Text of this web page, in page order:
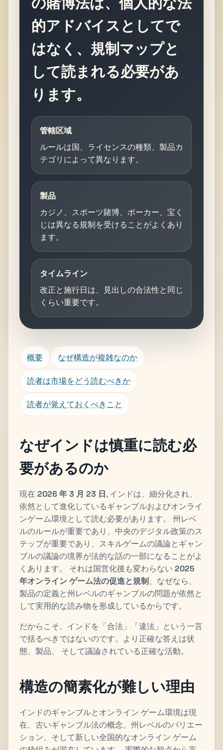
的アドバイスとしてで
はなく、規制マップと
して読まれる必要があ
ります。
管轄区域
ルールは国、ライセンスの種類、製品カ
テゴリによって異なります。
製品
カジノ、スポーツ賭博、ポーカー、宝く
じは異なる規制を受けることがよくあり
ます。
タイムライン
改正と施行日は、見出しの合法性と同じ
くらい重要です。
概要 なぜ構造が複雑なのか
読者は市場をどう読むべきか
読者が覚えておくべきこと
なぜインドは慎重に読む必
要があるのか
現在 2026 年 3 月 23 日, インドは、細分化され、
依然として進化しているギャンブルおよびオンライ
ンゲーム環境として読む必要があります。 州レベ
ルのルールが重要であり、中央のデジタル政策のス
テップが重要であり、スキルゲームの議論とギャン
ブルの議論の境界が法的な話の一部になることがよ
くあります。 それは国営化後も変わらない 2025
年オンライン ゲーム法の促進と規制、なぜなら、
製品の定義と州レベルのギャンブルの問題が依然と
して実用的な読み物を形成しているからです。
だからこそ、インドを「合法」「違法」という一言
で括るべきではないのです。より正確な答えは状
態、製品、 そして議論されている正確な活動。
構造の簡素化が難しい理由
インドのギャンブルとオンライン ゲーム環境は現
在、古いギャンブル法の概念、州レベルのバリエー
ション、そして新しい全国的なオンライン ゲーム